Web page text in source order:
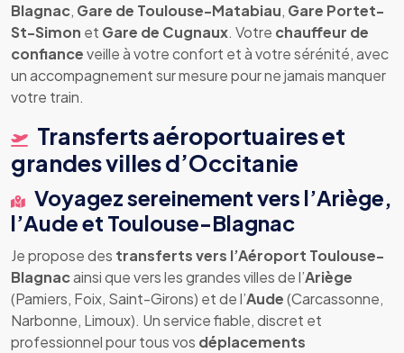
Blagnac, Gare de Toulouse-Matabiau, Gare Portet-
St-Simon et Gare de Cugnaux. Votre chauffeur de
confianceveille à votre confort et à votre sérénité, avec
un accompagnement sur mesure pour ne jamais manquer
votre train.
Transferts aéroportuaires et
grandes villes d’Occitanie
Voyagez sereinement vers l’Ariège,
l’Aude et Toulouse-Blagnac
Je propose des transferts vers l’Aéroport Toulouse-
Blagnacainsi que vers les grandes villes de l’Ariège
(Pamiers, Foix, Saint-Girons) et de l’Aude(Carcassonne,
Narbonne, Limoux). Un service fiable, discret et
professionnel pour tous vos déplacements